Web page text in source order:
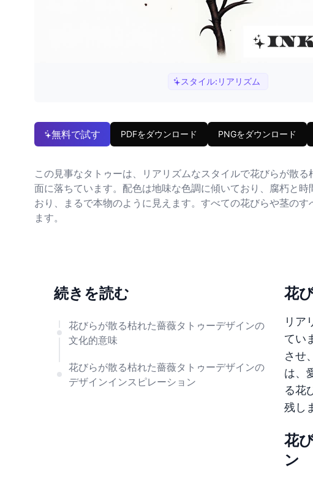
スタイル: リアリズム
無料で試す PDFをダウンロード PNGをダウンロード
この見事なタトゥーは、リアリズムなスタイルで花びらが散
面に落ちています。配色は地味な色調に傾いており、腐朽と
おり、まるで本物のように見えます。すべての花びらや茎の
ます。
続きを読む
花びらが散る枯れた薔薇タトゥーデザインの
文化的意味
花びらが散る枯れた薔薇タトゥーデザインの
デザインインスピレーション
花
リア
てい
させ
は、
る花
残し
花
ン